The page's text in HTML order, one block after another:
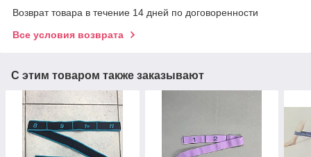
Возврат товара в течение 14 дней по договоренности
Все условия возврата
С этим товаром также заказывают